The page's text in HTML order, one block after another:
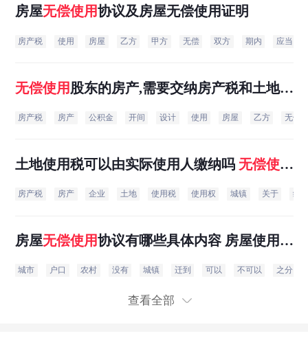
房屋无偿使用协议及房屋无偿使用证明
房产税 使用 房屋 乙方 甲方 无偿 双方 期内 应当
无偿使用 股东的房产,需要交纳房产税和土地使
房产税 房产 公积金 开间 设计 使用 房屋 乙方 无偿
土地使用税可以由实际使用人缴纳吗 无偿使用
房产税 房产 企业 土地 使用税 使用权 城镇 关于 缴
房屋无偿使用协议有哪些具体内容 房屋使用证
城市 户口 农村 没有 城镇 迁到 可以 不可以 之分
查看全部